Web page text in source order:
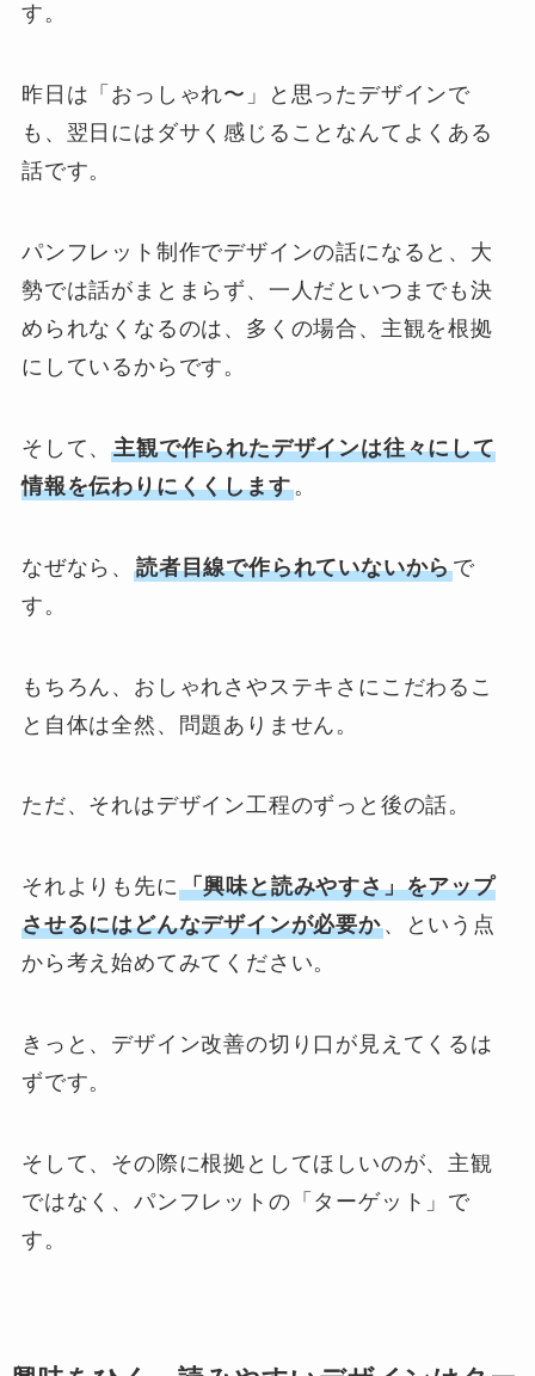
す。
昨日は「おっしゃれ〜」と思ったデザインで
も、翌日にはダサく感じることなんてよくある
話です。
パンフレット制作でデザインの話になると、大
勢では話がまとまらず、一人だといつまでも決
められなくなるのは、多くの場合、主観を根拠
にしているからです。
そして、主観で作られたデザインは往々にして
情報を伝わりにくくします。
なぜなら、 読者目線で作られていないからで
す。
もちろん、おしゃれさやステキさにこだわるこ
と自体は全然、問題ありません。
ただ、それはデザイン工程のずっと後の話。
それよりも先に「興味と読みやすさ」をアップ
させるにはどんなデザインが必要か、という点
から考え始めてみてください。
きっと、デザイン改善の切り口が見えてくるは
ずです。
そして、その際に根拠としてほしいのが、主観
ではなく、パンフレットの「ターゲット」で
す。